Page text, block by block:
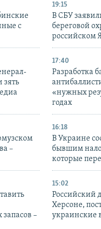
с
19:15
В СБУ
береговой
российском
17:40
Разработка
«нужных
годах
–
16:18
В Украине
бывшим
которые
–
15:02
Российский
Херсоне,
украинские